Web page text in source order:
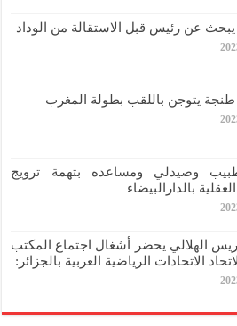
يبحث عن رئيس قبل الاستقالة من الوداد
طنجة يتوجن باللقب بطولة المغرب
وصيدلي ومساعده بتهمة ترويج
بالدارالبيضاء
الهلالي يحضر أشغال اجتماع المكتب
الاتحادات الرياضية العربية بالجزائر: